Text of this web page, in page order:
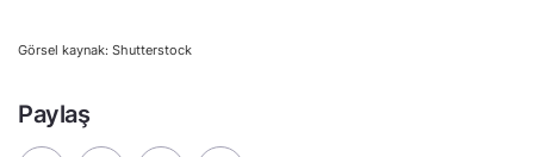
Görsel kaynak: Shutterstock
Paylaş